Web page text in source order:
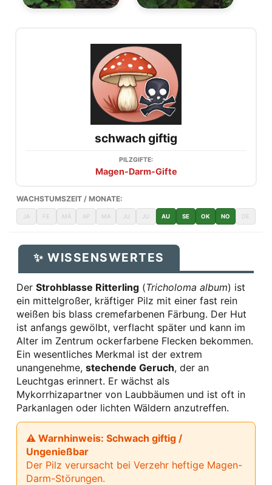
schwach giftig
PILZGIFTE:
Magen-Darm-Gifte
WACHSTUMSZEIT / MONATE:
JA FE MÄ AP MA JU JU AU SE OK NO DE
✨ WISSENSWERTES
Der Strohblasse Ritterling (Tricholoma album) ist
ein mittelgroßer, kräftiger Pilz mit einer fast rein
weißen bis blass cremefarbenen Färbung. Der Hut
ist anfangs gewölbt, verflacht später und kann im
Alter im Zentrum ockerfarbene Flecken bekommen.
Ein wesentliches Merkmal ist der extrem
unangenehme, stechende Geruch, der an
Leuchtgas erinnert. Er wächst als
Mykorrhizapartner von Laubbäumen und ist oft in
Parkanlagen oder lichten Wäldern anzutreffen.
⚠ Warnhinweis: Schwach giftig /
Ungenießbar
Der Pilz verursacht bei Verzehr heftige Magen-
Darm-Störungen.